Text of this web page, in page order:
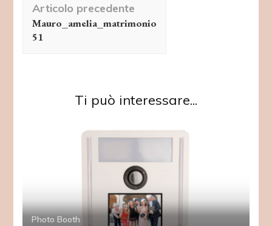
articolo
Articolo precedente
Mauro_amelia_matrimonio
51
Ti può interessare...
Photo Booth